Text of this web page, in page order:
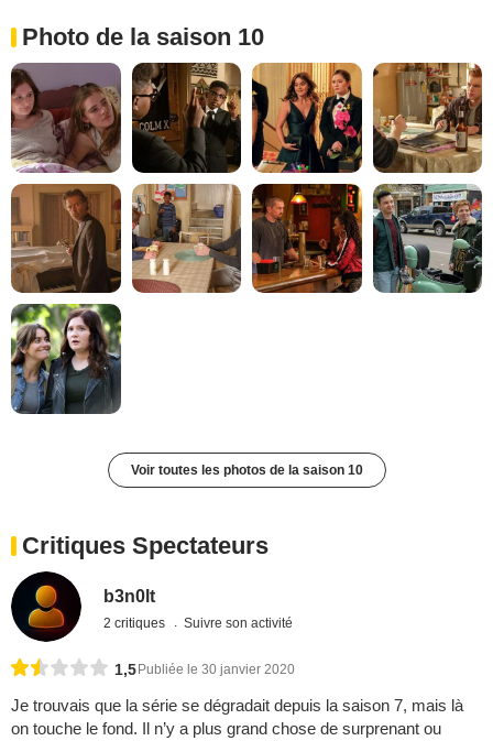
Photo de la saison 10
Voir toutes les photos de la saison 10
Critiques Spectateurs
b3n0lt
2 critiques Suivre son activité
1,5 Publiée le 30 janvier 2020
Je trouvais que la série se dégradait depuis la saison 7, mais là
on touche le fond. Il n’y a plus grand chose de surprenant ou